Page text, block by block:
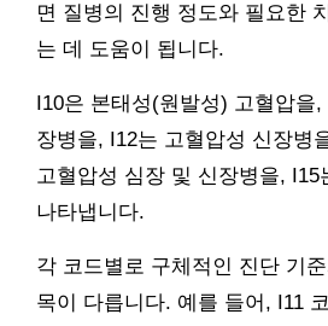
면 질병의 진행 정도와 필요한
는 데 도움이 됩니다.
I10은 본태성(원발성) 고혈압을
장병을, I12는 고혈압성 신장병
고혈압성 심장 및 신장병을, I15
나타냅니다.
각 코드별로 구체적인 진단 기
목이 다릅니다. 예를 들어, I11